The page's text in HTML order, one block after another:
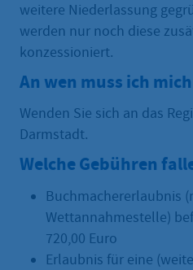
weitere Niederlassung
werden nur noch diese
konzessioniert.
An wen muss ich
Wenden Sie sich an das
Darmstadt.
Welche Gebühren
Buchmachererlaubnis
Wettannahmestelle)
720,00 Euro
Erlaubnis für eine